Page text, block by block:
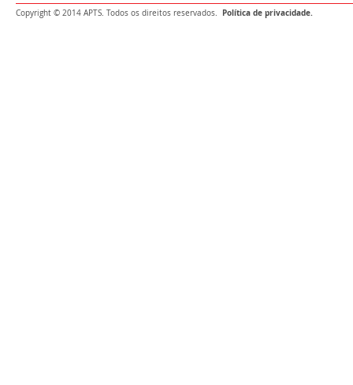
Copyright © 2014 APTS. Todos os direitos reservados. Política de privacidade.